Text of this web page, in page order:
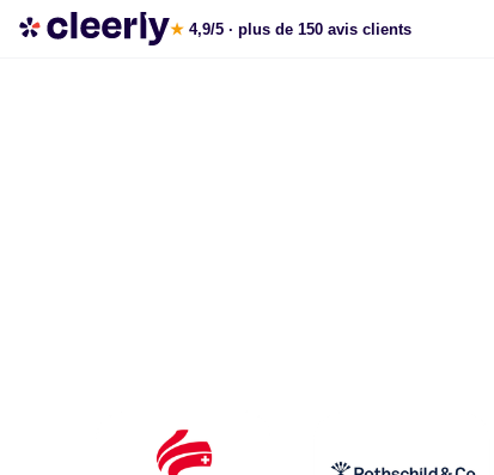
Les meilleures solutions pour défiscaliser
★ 4,9/5 · plus de 150 avis clients